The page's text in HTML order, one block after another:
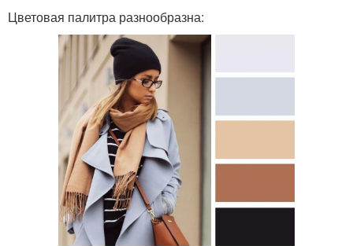
Цветовая палитра разнообразна: